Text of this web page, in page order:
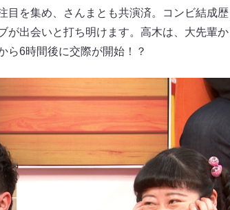
目を集め、さんまとも共演済。コンビ結成歴
が出会いと打ち明けます。高木は、大先輩
ら6時間後に交際が開始！？